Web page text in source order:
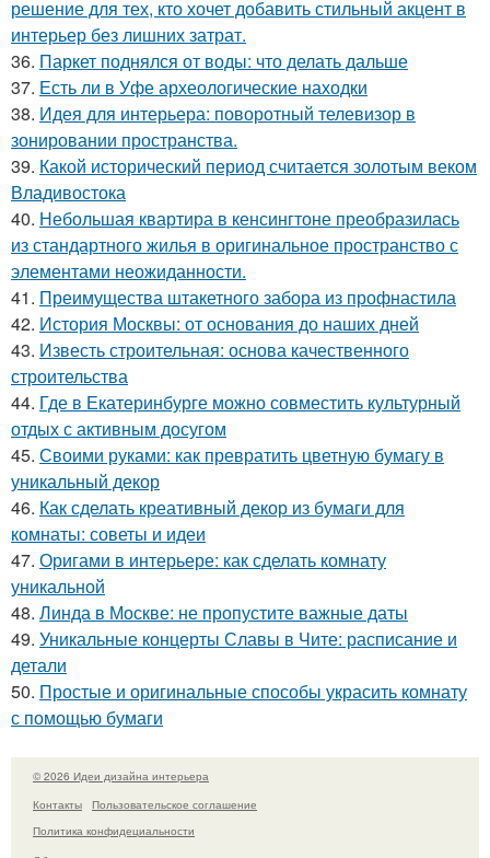
решение для тех, кто хочет добавить стильный акцент в
интерьер без лишних затрат.
36. Паркет поднялся от воды: что делать дальше
37. Есть ли в Уфе археологические находки
38. Идея для интерьера: поворотный телевизор в
зонировании пространства.
39. Какой исторический период считается золотым веком
Владивостока
40. Небольшая квартира в кенсингтоне преобразилась
из стандартного жилья в оригинальное пространство с
элементами неожиданности.
41. Преимущества штакетного забора из профнастила
42. История Москвы: от основания до наших дней
43. Известь строительная: основа качественного
строительства
44. Где в Екатеринбурге можно совместить культурный
отдых с активным досугом
45. Своими руками: как превратить цветную бумагу в
уникальный декор
46. Как сделать креативный декор из бумаги для
комнаты: советы и идеи
47. Оригами в интерьере: как сделать комнату
уникальной
48. Линда в Москве: не пропустите важные даты
49. Уникальные концерты Славы в Чите: расписание и
детали
50. Простые и оригинальные способы украсить комнату
с помощью бумаги
© 2026 Идеи дизайна интерьера
Контакты
Пользовательское соглашение
Политика конфидециальности